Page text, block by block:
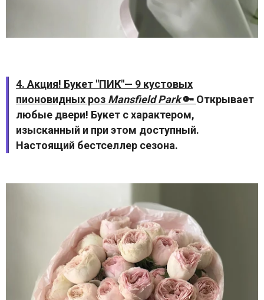
4. Акция! Букет "ПИК"— 9 кустовых
пионовидных роз Mansfield Park🔑 Открывает
любые двери! Букет с характером,
изысканный и при этом доступный.
Настоящий бестселлер сезона.